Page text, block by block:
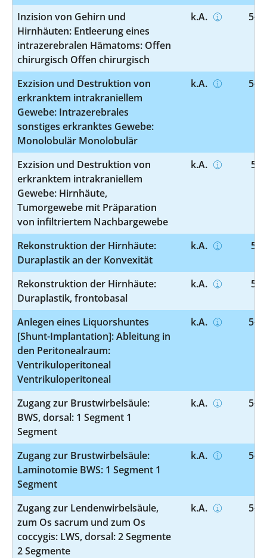
Inzision von Gehirn und
Hirnhäuten: Entleerung eines
intrazerebralen Hämatoms: Offen
chirurgisch Offen chirurgisch
k.A. 5-
Exzision und Destruktion von
erkranktem intrakraniellem
Gewebe: Intrazerebrales
sonstiges erkranktes Gewebe:
Monolobulär Monolobulär
k.A. 5-
Exzision und Destruktion von
erkranktem intrakraniellem
Gewebe: Hirnhäute,
Tumorgewebe mit Präparation
von infiltriertem Nachbargewebe
k.A. 5-
Rekonstruktion der Hirnhäute:
Duraplastik an der Konvexität
k.A. 5-
Rekonstruktion der Hirnhäute:
Duraplastik, frontobasal
k.A. 5-
Anlegen eines Liquorshuntes
[Shunt-Implantation]: Ableitung in
den Peritonealraum:
Ventrikuloperitoneal
Ventrikuloperitoneal
k.A. 5-
Zugang zur Brustwirbelsäule:
BWS, dorsal: 1 Segment 1
Segment
k.A. 5-
Zugang zur Brustwirbelsäule:
Laminotomie BWS: 1 Segment 1
Segment
k.A. 5-
Zugang zur Lendenwirbelsäule,
zum Os sacrum und zum Os
coccygis: LWS, dorsal: 2 Segmente
2 Segmente
k.A. 5-